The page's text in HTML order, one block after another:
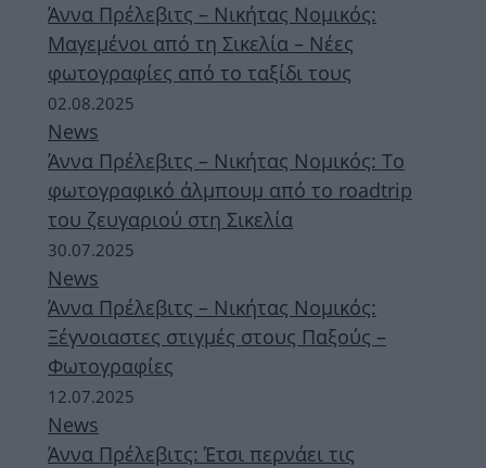
Άννα Πρέλεβιτς – Νικήτας Νομικός:
Μαγεμένοι από τη Σικελία – Νέες
φωτογραφίες από το ταξίδι τους
02.08.2025
News
Άννα Πρέλεβιτς – Νικήτας Νομικός: Το
φωτογραφικό άλμπουμ από το roadtrip
του ζευγαριού στη Σικελία
30.07.2025
News
Άννα Πρέλεβιτς – Νικήτας Νομικός:
Ξέγνοιαστες στιγμές στους Παξούς –
Φωτογραφίες
12.07.2025
News
Άννα Πρέλεβιτς: Έτσι περνάει τις